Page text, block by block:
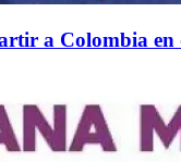
a Colombia en